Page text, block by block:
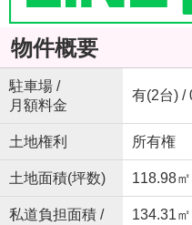
物件概要
駐車場 /
月額料金
有(2台) /
土地権利 所有権
土地面積(坪数) 118.98
私道負担面積 /
134.31